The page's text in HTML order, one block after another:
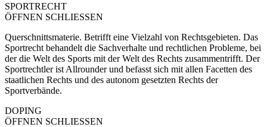
SPORTRECHT
ÖFFNEN SCHLIESSEN
Querschnittsmaterie. Betrifft eine Vielzahl von Rechtsgebieten. Das
Sportrecht behandelt die Sachverhalte und rechtlichen Probleme, bei
der die Welt des Sports mit der Welt des Rechts zusammentrifft. Der
Sportrechtler ist Allrounder und befasst sich mit allen Facetten des
staatlichen Rechts und des autonom gesetzten Rechts der
Sportverbände.
DOPING
ÖFFNEN SCHLIESSEN